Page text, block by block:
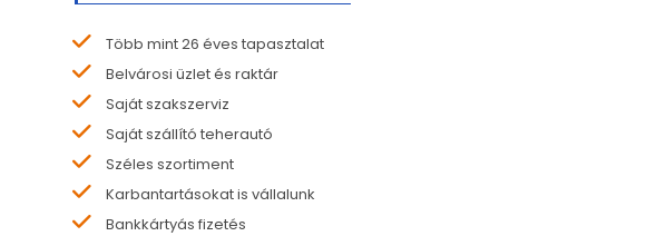
Több mint 26 éves tapasztalat
Belvárosi üzlet és raktár
Saját szakszerviz
Saját szállító teherautó
Széles szortiment
Karbantartásokat is vállalunk
Bankkártyás fizetés